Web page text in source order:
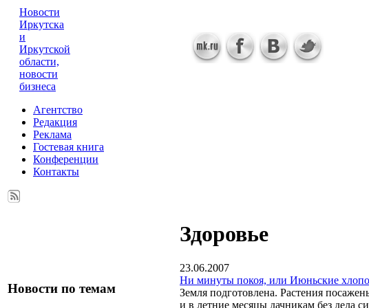
Новости
Иркутска
и
Иркутской
области,
новости
бизнеса
Агентство
Редакция
Реклама
Гостевая книга
Конференции
Контакты
Новости по темам
Здоровье
23.06.2007
Ни минуты покоя, или Июньские
Земля подготовлена. Растения
и в летние месяцы дачникам без дела